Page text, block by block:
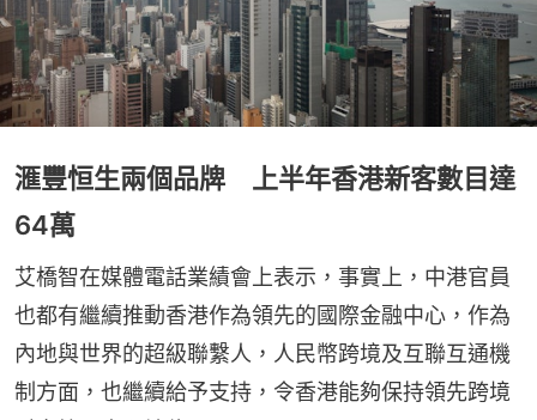
滙豐恒生兩個品牌 上半年香港新客數目達
64萬
艾橋智在媒體電話業績會上表示，事實上，中港官員
也都有繼續推動香港作為領先的國際金融中心，作為
內地與世界的超級聯繫人，人民幣跨境及互聯互通機
制方面，也繼續給予支持，令香港能夠保持領先跨境